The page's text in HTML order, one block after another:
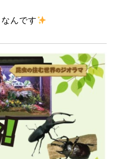
なんです